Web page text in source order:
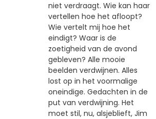
niet verdraagt. Wie kan haar
vertellen hoe het afloopt?
Wie vertelt mij hoe het
eindigt? Waar is de
zoetigheid van de avond
gebleven? Alle mooie
beelden verdwijnen. Alles
lost op in het voormalige
oneindige. Gedachten in de
put van verdwijning. Het
moet stil, nu, alsjeblieft, Jim